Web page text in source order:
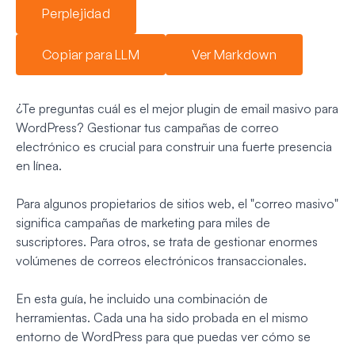
Perplejidad
Copiar para LLM Ver Markdown
¿Te preguntas cuál es el mejor plugin de email masivo para
WordPress? Gestionar tus campañas de correo
electrónico es crucial para construir una fuerte presencia
en línea.
Para algunos propietarios de sitios web, el "correo masivo"
significa campañas de marketing para miles de
suscriptores. Para otros, se trata de gestionar enormes
volúmenes de correos electrónicos transaccionales.
En esta guía, he incluido una combinación de
herramientas. Cada una ha sido probada en el mismo
entorno de WordPress para que puedas ver cómo se